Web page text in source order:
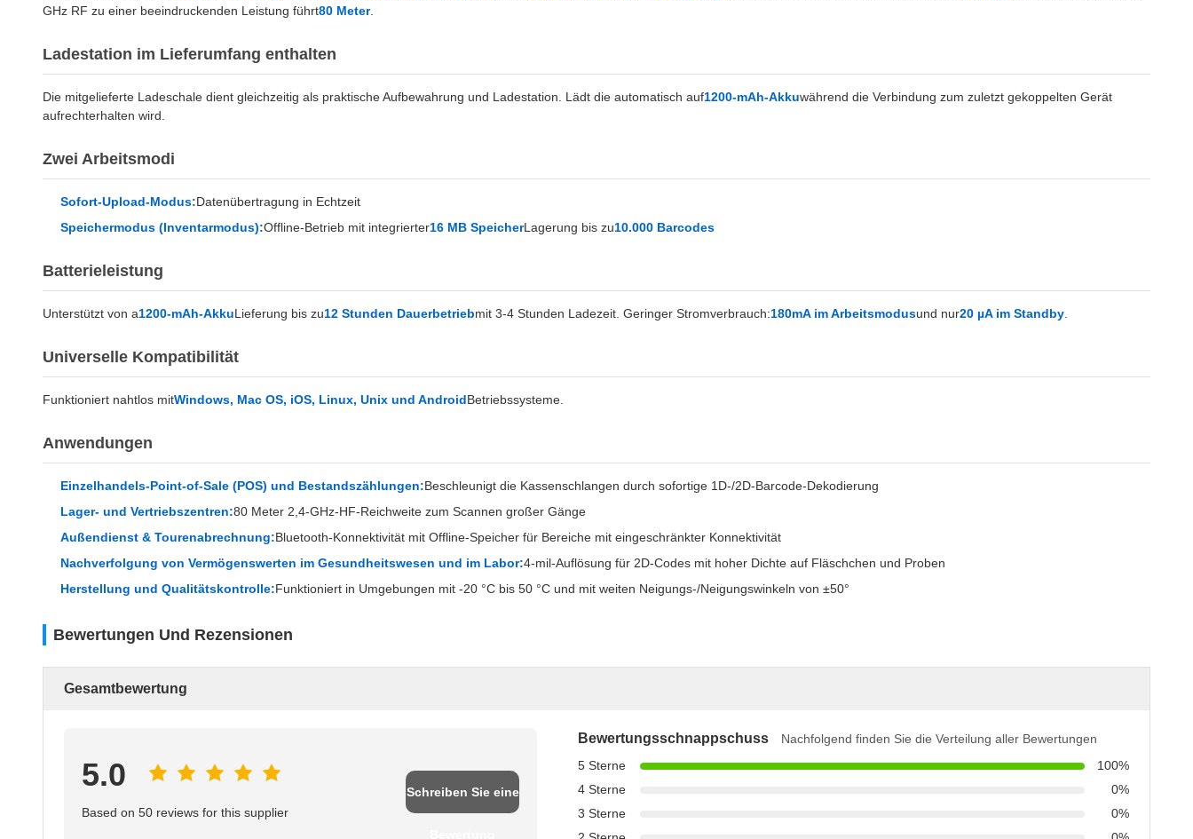
GHz RF zu einer beeindruckenden Leistung führt80 Meter.
Ladestation im Lieferumfang enthalten
Die mitgelieferte Ladeschale dient gleichzeitig als praktische Aufbewahrung und Ladestation. Lädt die automatisch auf1200-mAh-Akkuwährend die Verbindung zum zuletzt gekoppelten Gerät
aufrechterhalten wird.
Zwei Arbeitsmodi
Sofort-Upload-Modus:Datenübertragung in Echtzeit
Speichermodus (Inventarmodus):Offline-Betrieb mit integrierter16 MB SpeicherLagerung bis zu10.000 Barcodes
Batterieleistung
Unterstützt von a1200-mAh-AkkuLieferung bis zu12 Stunden Dauerbetriebmit 3-4 Stunden Ladezeit. Geringer Stromverbrauch:180mA im Arbeitsmodusund nur20 µA im Standby
Universelle Kompatibilität
Funktioniert nahtlos mitWindows, Mac OS, iOS, Linux, Unix und AndroidBetriebssysteme.
Anwendungen
Einzelhandels-Point-of-Sale (POS) und Bestandszählungen:Beschleunigt die Kassenschlangen durch sofortige 1D-/2D-Barcode-Dekodierung
Lager- und Vertriebszentren:80 Meter 2,4-GHz-HF-Reichweite zum Scannen großer Gänge
Außendienst & Tourenabrechnung:Bluetooth-Konnektivität mit Offline-Speicher für Bereiche mit eingeschränkter Konnektivität
Nachverfolgung von Vermögenswerten im Gesundheitswesen und im Labor:4-mil-Auflösung für 2D-Codes mit hoher Dichte auf Fläschchen und Proben
Herstellung und Qualitätskontrolle:Funktioniert in Umgebungen mit -20 °C bis 50 °C und mit weiten Neigungs-/Neigungswinkeln von ±50°
Bewertungen Und Rezensionen
Gesamtbewertung
5.0
Based on 50 reviews for this supplier
Schreiben Sie eine
Bewertungsschnappschuss
Nachfolgend finden Sie die Verteilung aller Bewertungen
5 Sterne
100%
4 Sterne
0%
3 Sterne
0%